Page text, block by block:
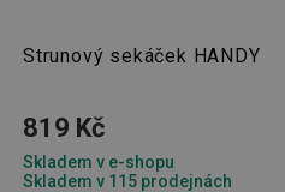
Strunový sekáček HANDY
819 Kč
Skladem v e-shopu
Skladem v 115 prodejnách